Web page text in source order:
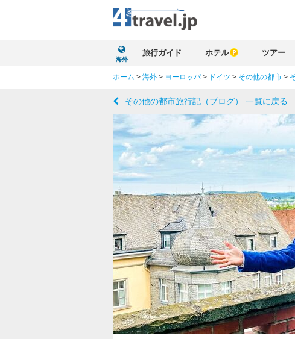
海外
旅行ガイド ホテル ツアー
ホーム > 海外 > ヨーロッパ > ドイツ > その他の都市 >
その他の都市旅行記（ブログ） 一覧に戻る